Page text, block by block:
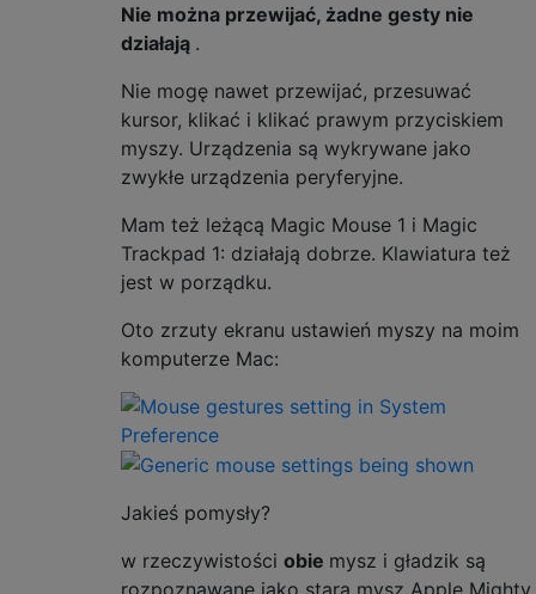
Nie można przewijać, żadne gesty nie
działają .
Nie mogę nawet przewijać, przesuwać
kursor, klikać i klikać prawym przyciskiem
myszy. Urządzenia są wykrywane jako
zwykłe urządzenia peryferyjne.
Mam też leżącą Magic Mouse 1 i Magic
Trackpad 1: działają dobrze. Klawiatura też
jest w porządku.
Oto zrzuty ekranu ustawień myszy na moim
komputerze Mac:
Jakieś pomysły?
w rzeczywistości obie mysz i gładzik są